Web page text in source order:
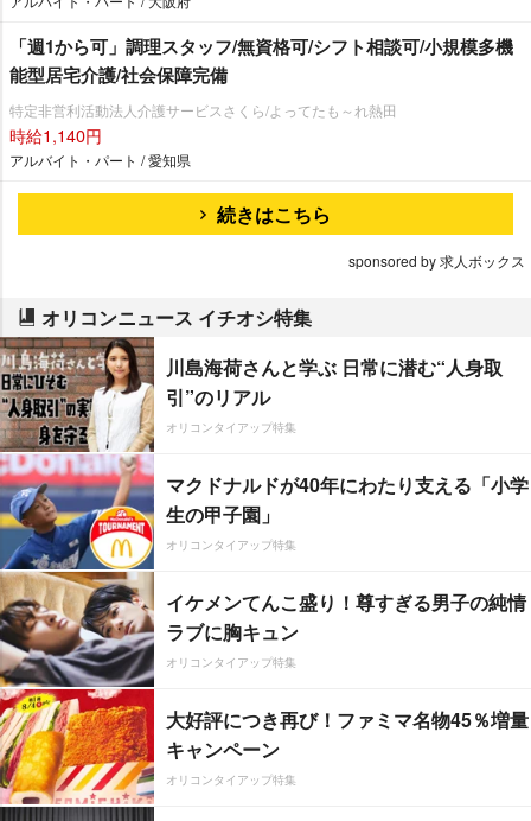
「週1から可」調理スタッフ/無資格可/シフト相談可/小規模多機
能型居宅介護/社会保障完備
特定非営利活動法人介護サービスさくら/よってたも～れ熱田
時給1,140円
アルバイト・パート / 愛知県
続きはこちら
sponsored by 求人ボックス
オリコンニュース イチオシ特集
川島海荷さんと学ぶ 日常に潜む“人身取
引”のリアル
オリコンタイアップ特集
マクドナルドが40年にわたり支える「小学
生の甲子園」
オリコンタイアップ特集
イケメンてんこ盛り！尊すぎる男子の純情
ラブに胸キュン
オリコンタイアップ特集
大好評につき再び！ファミマ名物45％増量
キャンペーン
オリコンタイアップ特集